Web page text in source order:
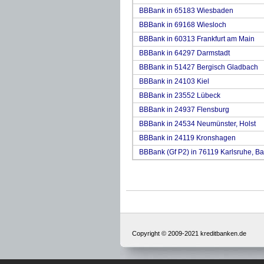
BBBank in 65183 Wiesbaden
BBBank in 69168 Wiesloch
BBBank in 60313 Frankfurt am Main
BBBank in 64297 Darmstadt
BBBank in 51427 Bergisch Gladbach
BBBank in 24103 Kiel
BBBank in 23552 Lübeck
BBBank in 24937 Flensburg
BBBank in 24534 Neumünster, Holst
BBBank in 24119 Kronshagen
BBBank (Gf P2) in 76119 Karlsruhe,
Copyright © 2009-2021 kreditbanken.de